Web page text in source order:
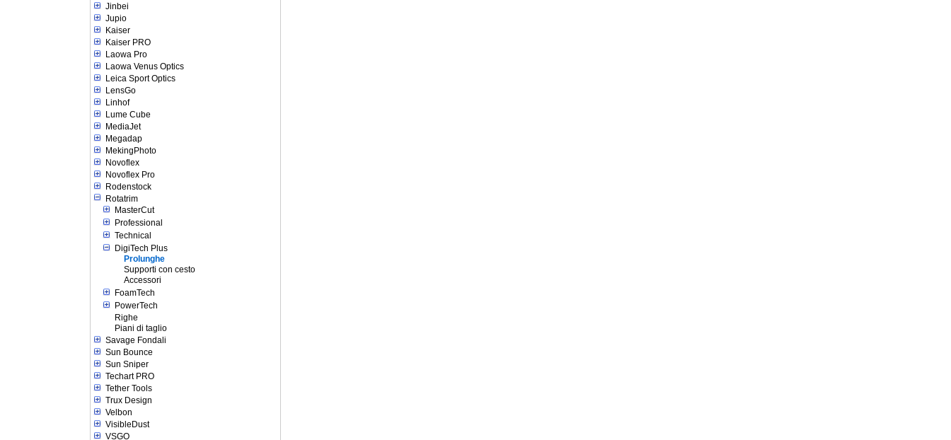
Jinbei
Jupio
Kaiser
Kaiser PRO
Laowa Pro
Laowa Venus Optics
Leica Sport Optics
LensGo
Linhof
Lume Cube
MediaJet
Megadap
MekingPhoto
Novoflex
Novoflex Pro
Rodenstock
Rotatrim
MasterCut
Professional
Technical
DigiTech Plus
Prolunghe
Supporti con cesto
Accessori
FoamTech
PowerTech
Righe
Piani di taglio
Savage Fondali
Sun Bounce
Sun Sniper
Techart PRO
Tether Tools
Trux Design
Velbon
VisibleDust
VSGO